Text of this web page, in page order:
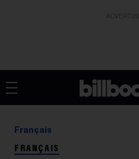
Français
FRANÇAIS